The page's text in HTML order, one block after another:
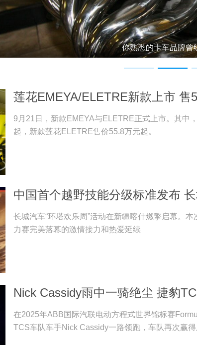
Formula E将抵达欧洲 在罗马举行双赛程
你熟悉的卡车品牌曾
莲花EMEYA/ELETRE新款上市 售
9月21日，新款EMEYA与ELETRE正式上市。其中
起，新款莲花ELETRE售价55.8万元起。
长城汽车“环塔欢乐周”活动在新疆喀什燃擎启幕。
力赛完美落幕的激情接力和热爱延续
Nick Cassidy雨中一骑绝尘 捷豹
在2025年ABB国际汽联电动方程式世界锦标赛
TCS车队车手Nick Cassidy一路领跑，车队再次赢得